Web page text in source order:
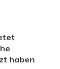
haben